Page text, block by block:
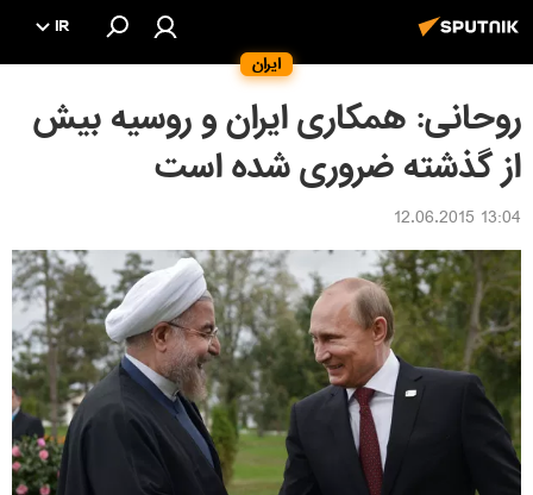
ایران
IR
روحانی: همکاری ایران و روسیه بیش
از گذشته ضروری شده است
13:04 12.06.2015